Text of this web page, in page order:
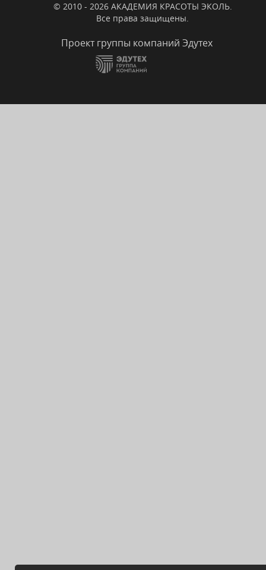
© 2010 - 2026 АКАДЕМИЯ КРАСОТЫ ЭКОЛЬ.
Все права защищены.
Проект группы компаний Эдутех